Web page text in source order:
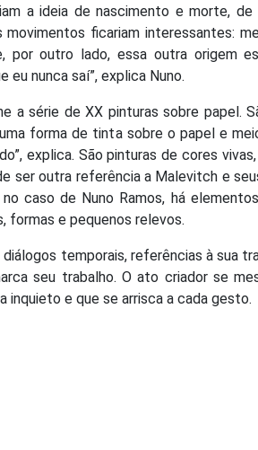
a ideia de nascimento e morte, de
ficariam interessantes:
outro lado, essa outra origem
nunca saí”, explica Nuno.
a série de XX pinturas sobre papel.
forma de tinta sobre o papel e
explica. São pinturas de cores
ser outra referência a Malevitch e
caso de Nuno Ramos, há
formas e pequenos relevos.
temporais, referências à sua
seu trabalho. O ato criador se
e que se arrisca a cada gesto.